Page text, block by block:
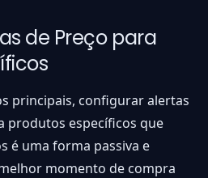
de Preço para
principais, configurar alertas
produtos específicos que
é uma forma passiva e
momento de compra